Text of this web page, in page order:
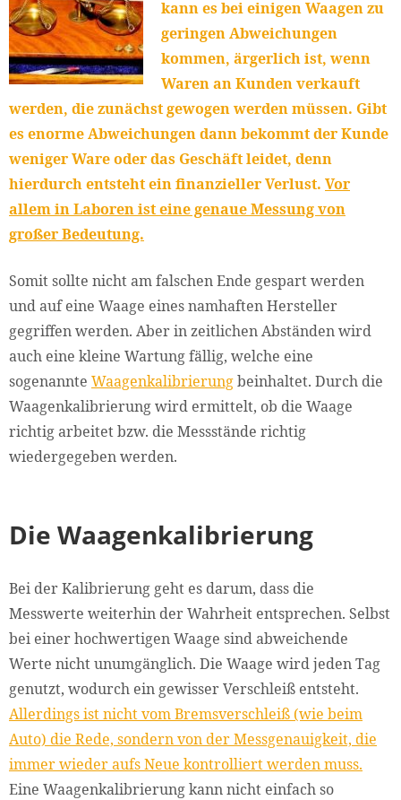
kann es bei einigen Waagen zu
geringen Abweichungen
kommen, ärgerlich ist, wenn
Waren an Kunden verkauft
werden, die zunächst gewogen werden müssen. Gibt
es enorme Abweichungen dann bekommt der Kunde
weniger Ware oder das Geschäft leidet, denn
hierdurch entsteht ein finanzieller Verlust. Vor
allem in Laboren ist eine genaue Messung von
großer Bedeutung.
Somit sollte nicht am falschen Ende gespart werden
und auf eine Waage eines namhaften Hersteller
gegriffen werden. Aber in zeitlichen Abständen wird
auch eine kleine Wartung fällig, welche eine
sogenannte Waagenkalibrierungbeinhaltet. Durch die
Waagenkalibrierung wird ermittelt, ob die Waage
richtig arbeitet bzw. die Messstände richtig
wiedergegeben werden.
Die Waagenkalibrierung
Bei der Kalibrierung geht es darum, dass die
Messwerte weiterhin der Wahrheit entsprechen. Selbst
bei einer hochwertigen Waage sind abweichende
Werte nicht unumgänglich. Die Waage wird jeden Tag
genutzt, wodurch ein gewisser Verschleiß entsteht.
Allerdings ist nicht vom Bremsverschleiß (wie beim
Auto) die Rede, sondern von der Messgenauigkeit, die
immer wieder aufs Neue kontrolliert werden muss.
Eine Waagenkalibrierung kann nicht einfach so